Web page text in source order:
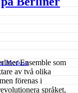
MedusaEnsemble som
av två olika
förenas i
språket,